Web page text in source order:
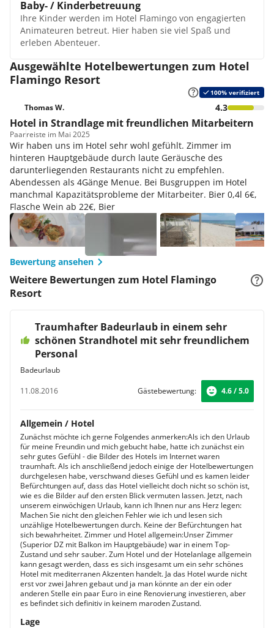
und besuchen auf Wunsch das Wellnesscenter
Ippocampo.
Suite I Nidi
Die luxuriösen Suiten befinden sich im ruhigen hinteren
werden hier beherbergt und genießen einen tollen
Aufenthalt in dieser großzügigen Unterkunft, die aus
einem Wohnzimmer und einem Schlafzimmer besteht.
Gedeckte Erdtöne dominieren die Farbgebung. Zu den
Annehmlichkeiten zählt nicht nur die schöne Terrasse
mit Sonnenliegen, sondern auch die Möglichkeit, im
Whirlpool zu entspannen.
Besuch im Fitnessraum oder in der Sauna. Genießen Sie
die verschiedensten Massagen.
Animation / Unterhaltung
Ihre Kinder haben im Hotel viel Spaß. Ein Miniclub ab 3
Jahren und ein Spielplatz warten auf die Kids. Ein
engagiertes Animationsteam kümmert sich gut um die
Kleinen. Am Abend haben sie Spaß bei der Minidisco.
Aber auch die Erwachsenen langweilen sich nicht.
Tagsüber werden verschiedene Animationsprogramme
und Spiele geboten. Am Abend warten in der
Hauptsaison Live-Musik und Kabarett.
Baby- / Kinderbetreuung
Ihre Kinder werden im Hotel Flamingo von engagierten
Animateuren betreut. Hier haben sie viel Spaß und
erleben Abenteuer.
Ausgewählte Hotelbewertungen zum Hotel
Flamingo Resort
100% verifiziert
Thomas W. 4.3
Hotel in Strandlage mit freundlichen Mitarbeitern
Paarreiste im Mai 2025
Wir haben uns im Hotel sehr wohl gefühlt. Zimmer im
hinteren Hauptgebäude durch laute Geräusche des
darunterliegenden Restaurants nicht zu empfehlen.
Abendessen als 4Gänge Menue. Bei Busgruppen im Hotel
manchmal Kapazitätsprobleme der Mitarbeiter. Bier 0,4l 6€,
Flasche Wein ab 22€, Bier
Bewertung ansehen
Weitere Bewertungen zum Hotel Flamingo
Resort
Traumhafter Badeurlaub in einem sehr
schönen Strandhotel mit sehr freundlichem
Personal
Badeurlaub
11.08.2016
Gästebewertung: 4.6 / 5.0
Allgemein / Hotel
Zunächst möchte ich gerne Folgendes anmerken:Als ich den Urlaub
für meine Freundin und mich gebucht habe, hatte ich zunächst ein
sehr gutes Gefühl - die Bilder des Hotels im Internet waren
traumhaft. Als ich anschließend jedoch einige der Hotelbewertungen
durchgelesen habe, verschwand dieses Gefühl und es kamen leider
Befürchtungen auf, dass das Hotel vielleicht doch nicht so schön ist,
wie es die Bilder auf den ersten Blick vermuten lassen. Jetzt, nach
unserem einwöchigen Urlaub, kann ich Ihnen nur ans Herz legen:
Machen Sie nicht den gleichen Fehler wie ich und lesen sich
unzählige Hotelbewertungen durch. Keine der Befürchtungen hat
sich bewahrheitet. Zimmer und Hotel allgemein:Unser Zimmer
(Superior DZ mit Balkon im Hauptgebäude) war in einem Top-
Zustand und sehr sauber. Zum Hotel und der Hotelanlage allgemein
kann gesagt werden, dass es sich insgesamt um ein sehr schönes
Hotel mit mediterranen Akzenten handelt. Ja das Hotel wurde nicht
erst vor zwei Jahren gebaut und ja man könnte an der ein oder
anderen Stelle ein paar Euro in eine Renovierung investieren, aber
es befindet sich definitiv in keinem maroden Zustand.
Lage